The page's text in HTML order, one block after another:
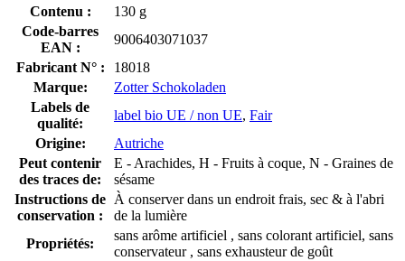
Contenu :
130 g
Code-barres
EAN :
9006403071037
Fabricant N° :
18018
Marque:
Zotter Schokoladen
Labels de
qualité:
label bio UE / non UE, Fair
Origine:
Autriche
Peut contenir
des traces de:
E - Arachides, H - Fruits à coque, N - Graines de
sésame
Instructions de
conservation :
À conserver dans un endroit frais, sec & à l'abri
de la lumière
Propriétés:
sans arôme artificiel , sans colorant artificiel, sans
conservateur , sans exhausteur de goût